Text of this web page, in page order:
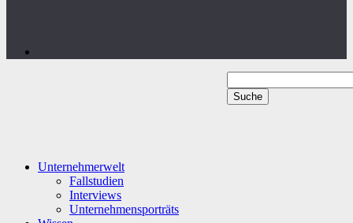
Unternehmerwelt
Fallstudien
Interviews
Unternehmensporträts